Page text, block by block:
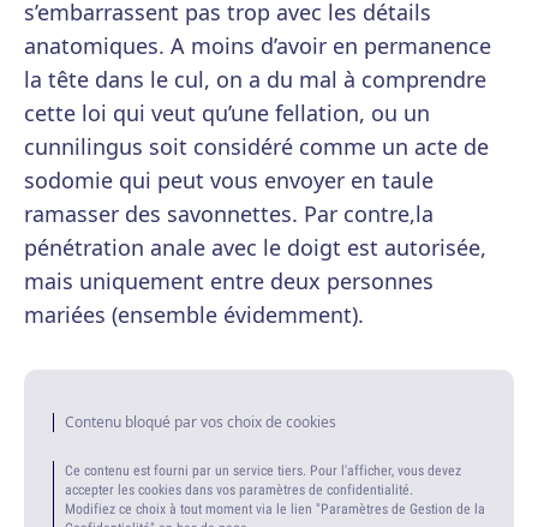
s’embarrassent pas trop avec les détails
anatomiques. A moins d’avoir en permanence
la tête dans le cul, on a du mal à comprendre
cette loi qui veut qu’une fellation, ou un
cunnilingus soit considéré comme un acte de
sodomie qui peut vous envoyer en taule
ramasser des savonnettes. Par contre,la
pénétration anale avec le doigt est autorisée,
mais uniquement entre deux personnes
mariées (ensemble évidemment).
Contenu bloqué par vos choix de cookies
Ce contenu est fourni par un service tiers. Pour l'afficher, vous devez
accepter les cookies dans vos paramètres de confidentialité.
Modifiez ce choix à tout moment via le lien "Paramètres de Gestion de la